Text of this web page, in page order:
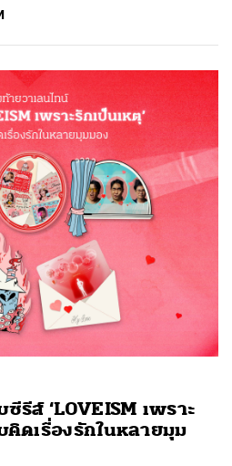
รีส์ ‘LOVEISM เพราะ
คิดเรื่องรักในหลายมุม